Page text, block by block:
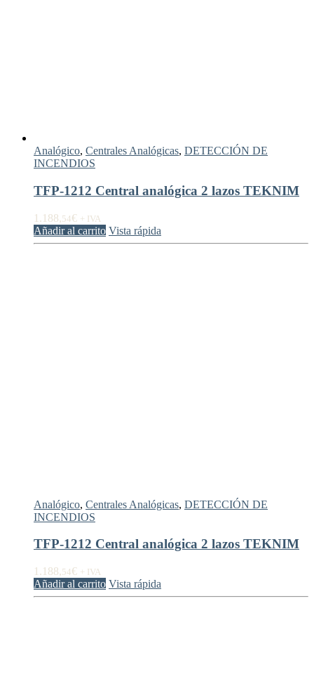
Analógico, Centrales Analógicas, DETECCIÓN DE
INCENDIOS
TFP-1212 Central analógica 2 lazos TEKNIM
1.188,54€ + IVA
Añadir al carrito Vista rápida
Analógico, Centrales Analógicas, DETECCIÓN DE
INCENDIOS
TFP-1212 Central analógica 2 lazos TEKNIM
1.188,54€ + IVA
Añadir al carrito Vista rápida